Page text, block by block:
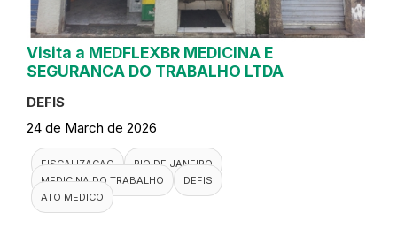
Visita a MEDFLEXBR MEDICINA E
SEGURANCA DO TRABALHO LTDA
DEFIS
24 de March de 2026
FISCALIZACAO
RIO DE JANEIRO
MEDICINA DO TRABALHO
DEFIS
ATO MEDICO